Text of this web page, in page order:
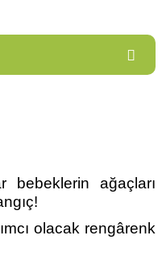
bebeklerin ağaçları
olacak rengârenk